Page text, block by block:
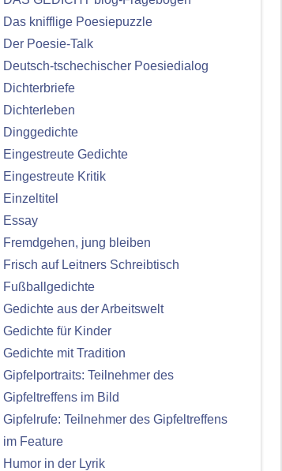
Das knifflige Poesiepuzzle
Der Poesie-Talk
Deutsch-tschechischer Poesiedialog
Dichterbriefe
Dichterleben
Dinggedichte
Eingestreute Gedichte
Eingestreute Kritik
Einzeltitel
Essay
Fremdgehen, jung bleiben
Frisch auf Leitners Schreibtisch
Fußballgedichte
Gedichte aus der Arbeitswelt
Gedichte für Kinder
Gedichte mit Tradition
Gipfelportraits: Teilnehmer des
Gipfeltreffens im Bild
Gipfelrufe: Teilnehmer des Gipfeltreffens
im Feature
Humor in der Lyrik